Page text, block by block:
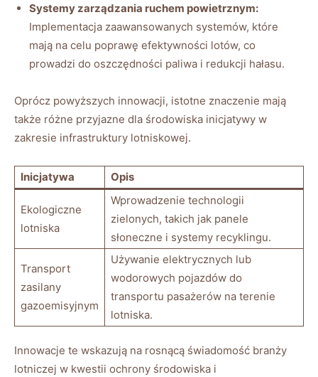
Systemy zarządzania ruchem powietrznym:
Implementacja zaawansowanych systemów, które
mają na celu poprawę efektywności lotów, co
prowadzi do oszczędności paliwa i redukcji hałasu.
Oprócz powyższych innowacji, istotne znaczenie mają
także różne przyjazne dla środowiska inicjatywy w
zakresie infrastruktury lotniskowej.
Inicjatywa Opis
Ekologiczne
lotniska
Wprowadzenie technologii
zielonych, takich jak panele
słoneczne i systemy recyklingu.
Transport
zasilany
gazoemisyjnym
Używanie elektrycznych lub
wodorowych pojazdów do
transportu pasażerów na terenie
lotniska.
Innowacje te wskazują na rosnącą świadomość branży
lotniczej w kwestii ochrony środowiska i